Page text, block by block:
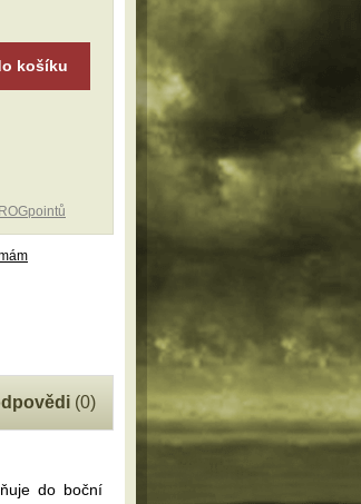
košíku
(0)
do boční